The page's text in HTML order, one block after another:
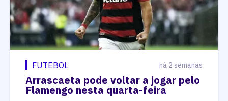
FUTEBOL há 2 semanas
Arrascaeta pode voltar a jogar pelo
Flamengo nesta quarta-feira